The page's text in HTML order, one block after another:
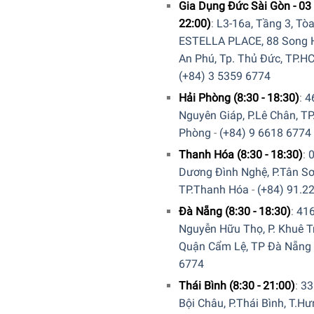
với thùng đựng rác Titan 20L. Kích thước vừa vặn tùy
bạn thu gọn một cách sễ dàng. miệng túi dạng dây rút tiện
Gia Dụng Đức Sài Gòn - 03
22:00): L3-16a, Tầng 3,
ESTELLA PLACE, 88 Song
An Phú, Tp. Thủ Đức,
(+84) 3 5359 6774
Hải Phòng (8:30 - 18:30):
Nguyên Giáp, P.Lê Chân,
Phòng - (+84) 9 6618 6774
Thanh Hóa (8:30 - 18:30):
Dương Đình Nghệ, P.Tân
TP.Thanh Hóa - (+84)
Đà Nẵng (8:30 - 18:30):
Nguyễn Hữu Thọ, P. Khuê
Quận Cẩm Lệ, TP Đà Nẵng
6774
Thái Bình (8:30 - 21:00):
Bội Châu, P.Thái Bình,